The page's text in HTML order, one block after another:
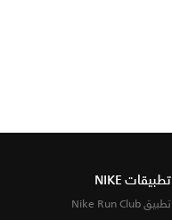
تطبيقات NIKE
تطبيق Nike Run Club